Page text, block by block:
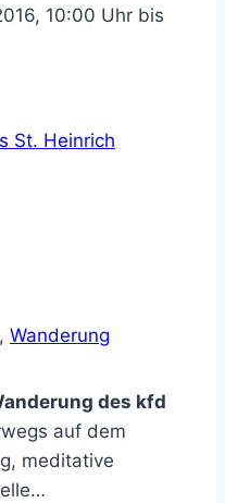
10:00 Uhr bis
St. Heinrich
, Wanderung
des kfd
auf dem
meditative